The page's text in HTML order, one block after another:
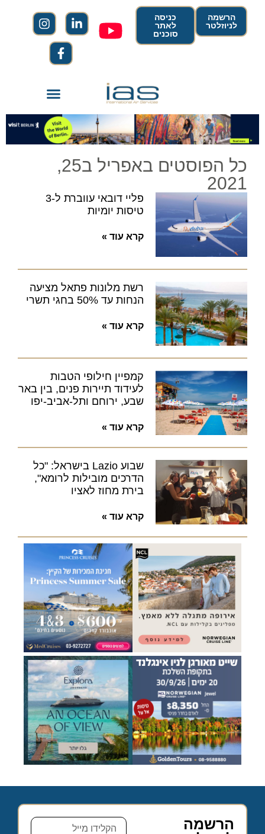
הרשמה
לניוזלטר
כניסה
לאתר
סוכנים
כל הפוסטים באפריל ב25,
2021
פליי דובאי עווברת ל-3
טיסות יומיות
קרא עוד »
רשת מלונות פתאל מציעה
הנחות עד 50% בחגי תשרי
קרא עוד »
קמפיין חילופי הטבות
לעידוד תיירות פנים, בין באר
שבע, ירוחם ותל-אביב-יפו
קרא עוד »
שבוע Lazio בישראל: "כל
הדרכים מובילות לרומא",
בירת מחוז לאציו
קרא עוד »
הרשמה